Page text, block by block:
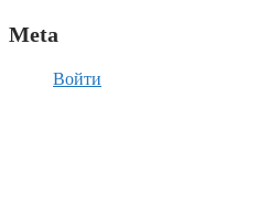
Meta
Войти